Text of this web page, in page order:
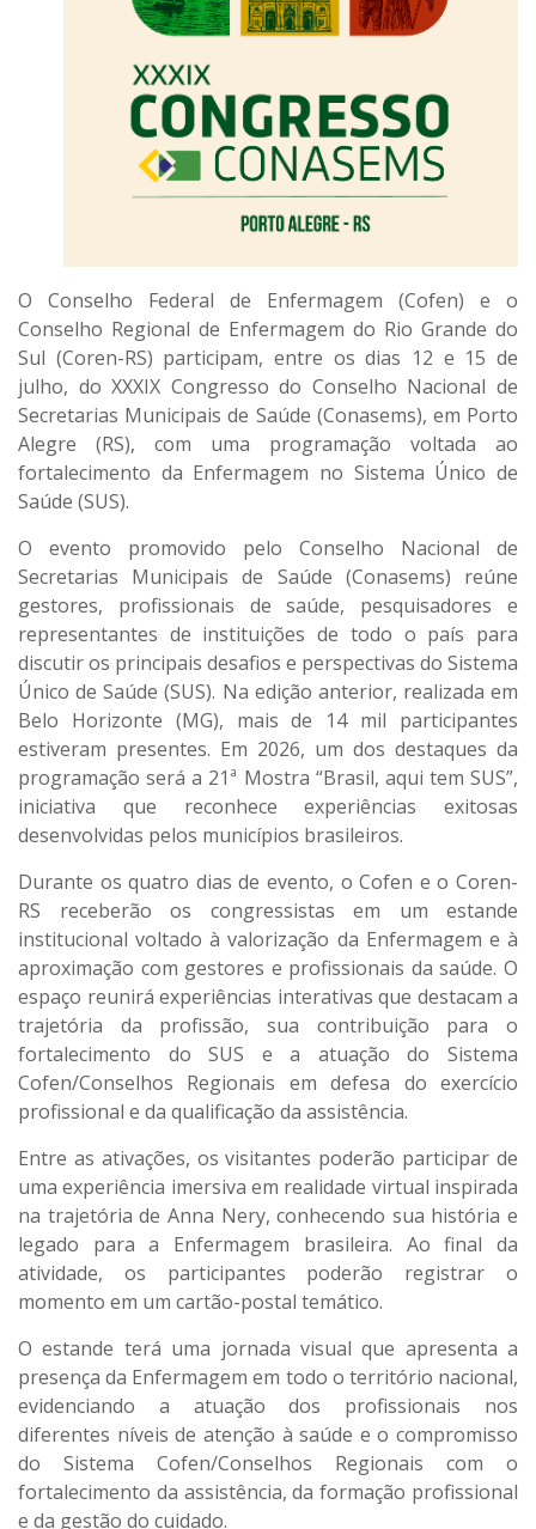
O Conselho Federal de Enfermagem (Cofen) e o
Conselho Regional de Enfermagem do Rio Grande do
Sul (Coren-RS) participam, entre os dias 12 e 15 de
julho, do XXXIX Congresso do Conselho Nacional de
Secretarias Municipais de Saúde (Conasems), em Porto
Alegre (RS), com uma programação voltada ao
fortalecimento da Enfermagem no Sistema Único de
Saúde (SUS).
O evento promovido pelo Conselho Nacional de
Secretarias Municipais de Saúde (Conasems) reúne
gestores, profissionais de saúde, pesquisadores e
representantes de instituições de todo o país para
discutir os principais desafios e perspectivas do Sistema
Único de Saúde (SUS). Na edição anterior, realizada em
Belo Horizonte (MG), mais de 14 mil participantes
estiveram presentes. Em 2026, um dos destaques da
programação será a 21ª Mostra “Brasil, aqui tem SUS”,
iniciativa que reconhece experiências exitosas
desenvolvidas pelos municípios brasileiros.
Durante os quatro dias de evento, o Cofen e o Coren-
RS receberão os congressistas em um estande
institucional voltado à valorização da Enfermagem e à
aproximação com gestores e profissionais da saúde. O
espaço reunirá experiências interativas que destacam a
trajetória da profissão, sua contribuição para o
fortalecimento do SUS e a atuação do Sistema
Cofen/Conselhos Regionais em defesa do exercício
profissional e da qualificação da assistência.
Entre as ativações, os visitantes poderão participar de
uma experiência imersiva em realidade virtual inspirada
na trajetória de Anna Nery, conhecendo sua história e
legado para a Enfermagem brasileira. Ao final da
atividade, os participantes poderão registrar o
momento em um cartão-postal temático.
O estande terá uma jornada visual que apresenta a
presença da Enfermagem em todo o território nacional,
evidenciando a atuação dos profissionais nos
diferentes níveis de atenção à saúde e o compromisso
do Sistema Cofen/Conselhos Regionais com o
fortalecimento da assistência, da formação profissional
e da gestão do cuidado.